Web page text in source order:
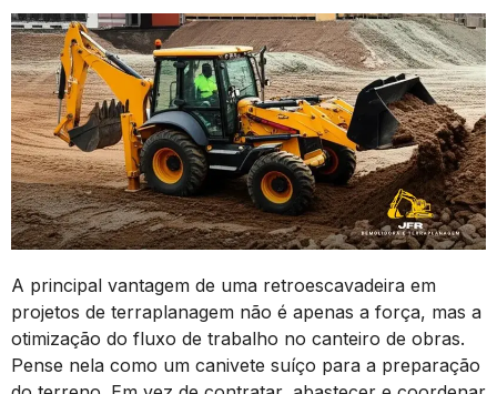
A principal vantagem de uma retroescavadeira em
projetos de terraplanagem não é apenas a força, mas a
otimização do fluxo de trabalho no canteiro de obras.
Pense nela como um canivete suíço para a preparação